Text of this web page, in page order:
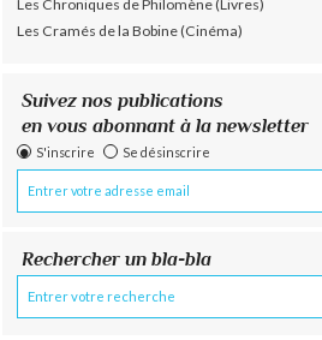
Les Chroniques de Philomène (Livres)
Les Cramés de la Bobine (Cinéma)
Suivez nos publications
en vous abonnant à la newsletter
S'inscrire Se désinscrire
Rechercher un bla-bla